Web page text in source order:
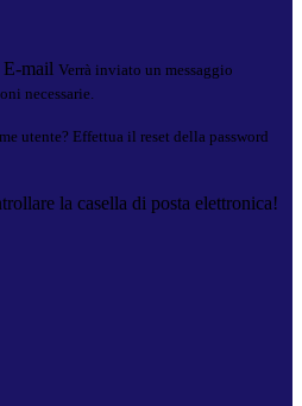
E-mail Verrà inviato un messaggio
necessarie.
utente? Effettua il reset della password
la casella di posta elettronica!